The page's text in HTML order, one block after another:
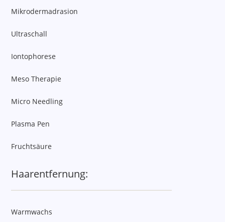
Mikrodermadrasion
Ultraschall
Iontophorese
Meso Therapie
Micro Needling
Plasma Pen
Fruchtsäure
Haarentfernung:
Warmwachs